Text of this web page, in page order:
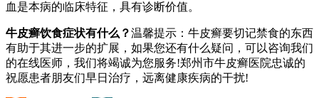
血是本病的临床特征，具有诊断价值。
牛皮癣饮食症状有什么？温馨提示：牛皮癣要切记禁食的东西
有助于其进一步的扩展，如果您还有什么疑问，可以咨询我们
的在线医师，我们将竭诚为您服务!郑州市牛皮癣医院忠诚的
祝愿患者朋友们早日治疗，远离健康疾病的干扰!